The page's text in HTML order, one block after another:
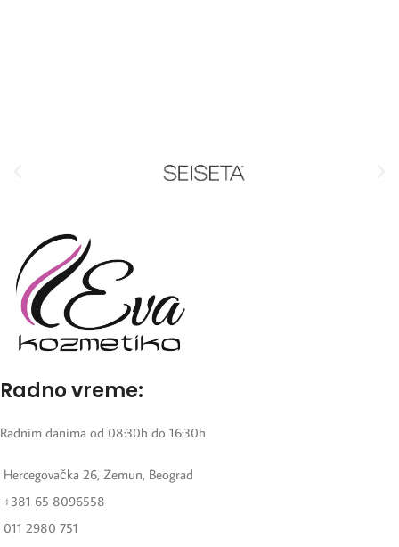
Radno vreme:
Radnim danima od 08:30h do 16:30h
Hercegovačka 26, Zemun, Beograd
+381 65 8096558
011 2980 751